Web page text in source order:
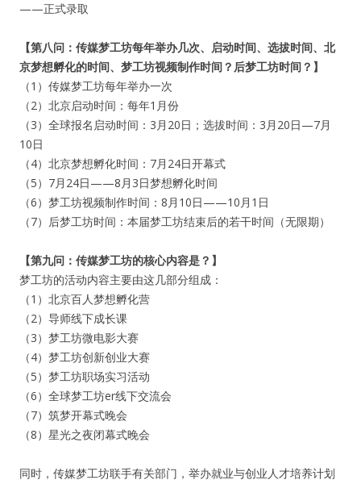
——正式录取
【第八问：传媒梦工坊每年举办几次、启动时间、选拔时间、北
京梦想孵化的时间、梦工坊视频制作时间？后梦工坊时间？】
（1）传媒梦工坊每年举办一次
（2）北京启动时间：每年1月份
（3）全球报名启动时间：3月20日；选拔时间：3月20日—7月
10日
（4）北京梦想孵化时间：7月24日开幕式
（5）7月24日——8月3日梦想孵化时间
（6）梦工坊视频制作时间：8月10日——10月1日
（7）后梦工坊时间：本届梦工坊结束后的若干时间（无限期）
【第九问：传媒梦工坊的核心内容是？】
梦工坊的活动内容主要由这几部分组成：
（1）北京百人梦想孵化营
（2）导师线下成长课
（3）梦工坊微电影大赛
（4）梦工坊创新创业大赛
（5）梦工坊职场实习活动
（6）全球梦工坊er线下交流会
（7）筑梦开幕式晚会
（8）星光之夜闭幕式晚会
同时，传媒梦工坊联手有关部门，举办就业与创业人才培养计划